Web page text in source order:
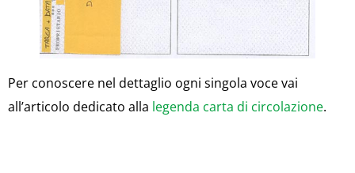
Per conoscere nel dettaglio ogni singola voce vai
all’articolo dedicato alla legenda carta di circolazione.